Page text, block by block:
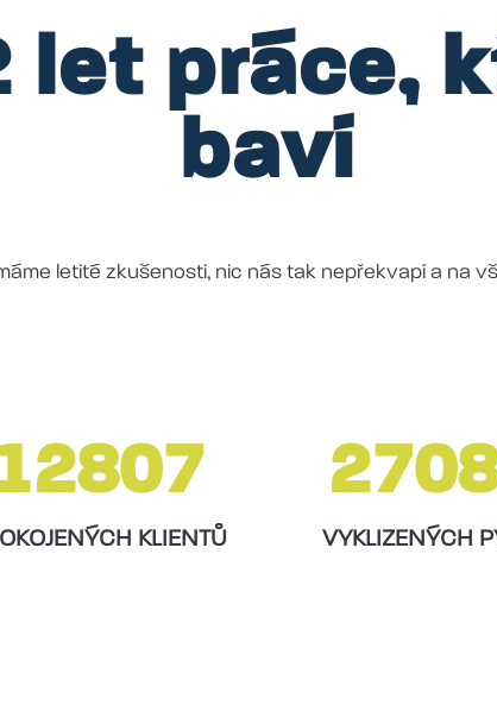
let práce,
baví
letité zkušenosti, nic nás tak nepřekvapí a na
KLIENTŮ VYKLIZENÝCH